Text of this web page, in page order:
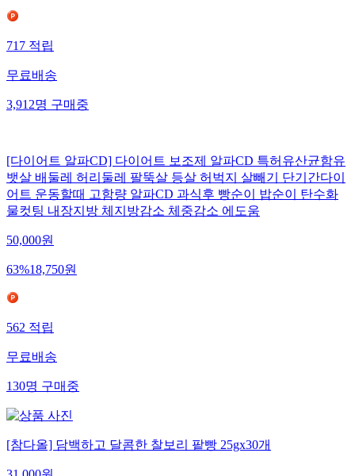
717적립
무료배송
3,912명구매중
[다이어트 알파CD] 다이어트 보조제 알파CD 특허유산균함유
뱃살 배둘레 허리둘레 팔뚝살 등살 허벅지 살빼기 단기간다이
어트 운동할때 고함량 알파CD 과식후 빵순이 밥순이 탄수화
물컷팅 내장지방 체지방감소 체중감소 에도움
50,000원
63%18,750원
562적립
무료배송
130명구매중
[참다올] 담백하고 달콤한 찰보리 팥빵 25gx30개